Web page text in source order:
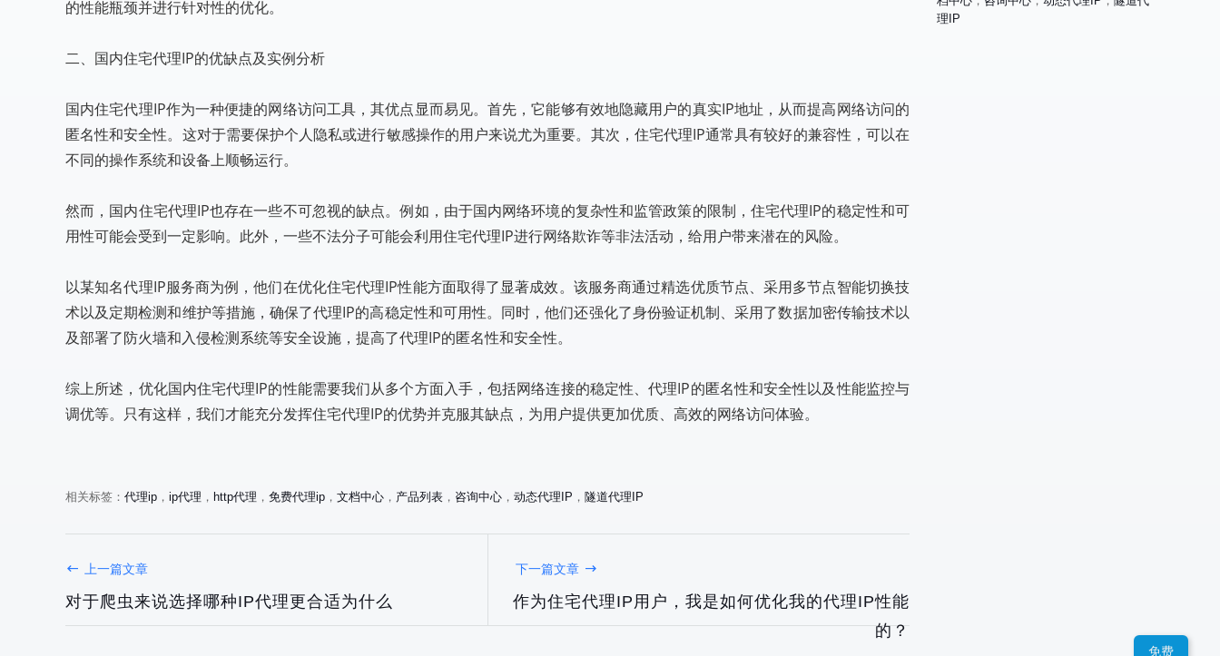
的性能瓶颈并进行针对性的优化。
二、国内住宅代理IP的优缺点及实例分析
国内住宅代理IP作为一种便捷的网络访问工具，其优点显而易见。首先，它能够有效地隐藏用户的真实IP地址，从而提高网络访问的
匿名性和安全性。这对于需要保护个人隐私或进行敏感操作的用户来说尤为重要。其次，住宅代理IP通常具有较好的兼容性，可以在
不同的操作系统和设备上顺畅运行。
然而，国内住宅代理IP也存在一些不可忽视的缺点。例如，由于国内网络环境的复杂性和监管政策的限制，住宅代理IP的稳定性和可
用性可能会受到一定影响。此外，一些不法分子可能会利用住宅代理IP进行网络欺诈等非法活动，给用户带来潜在的风险。
以某知名代理IP服务商为例，他们在优化住宅代理IP性能方面取得了显著成效。该服务商通过精选优质节点、采用多节点智能切换技
术以及定期检测和维护等措施，确保了代理IP的高稳定性和可用性。同时，他们还强化了身份验证机制、采用了数据加密传输技术以
及部署了防火墙和入侵检测系统等安全设施，提高了代理IP的匿名性和安全性。
综上所述，优化国内住宅代理IP的性能需要我们从多个方面入手，包括网络连接的稳定性、代理IP的匿名性和安全性以及性能监控与
调优等。只有这样，我们才能充分发挥住宅代理IP的优势并克服其缺点，为用户提供更加优质、高效的网络访问体验。
相关标签： 代理ip ， ip代理 ， http代理 ， 免费代理ip ， 文档中心 ， 产品列表 ， 咨询中心 ， 动态代理IP ， 隧道代理IP
上一篇文章
对于爬虫来说选择哪种IP代理更合适为什么
下一篇文章
作为住宅代理IP用户，我是如何优化我的代理IP性能
的？
理IP
免费